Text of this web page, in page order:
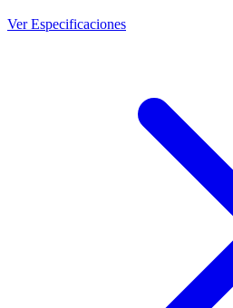
Ver Especificaciones